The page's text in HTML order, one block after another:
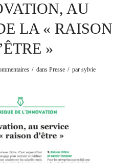
AU
LA « RAISON
»
/ dansPresse / parsylvie